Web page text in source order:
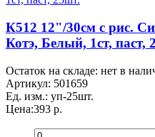
К512 12"/30см с рис.
Котэ, Белый, 1ст, паст,
Остаток на складе: нет в
Артикул: 501659
Ед. изм.: уп-25шт.
Цена:393 р.